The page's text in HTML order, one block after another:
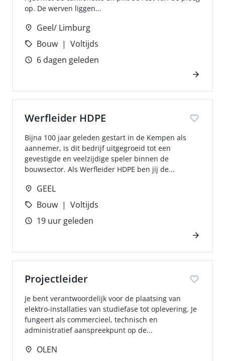
op. De werven liggen...
Geel/ Limburg
Bouw
Voltijds
6 dagen geleden
Werfleider HDPE
Bijna 100 jaar geleden gestart in de Kempen als
aannemer, is dit bedrijf uitgegroeid tot een
gevestigde en veelzijdige speler binnen de
bouwsector. Als Werfleider HDPE ben jij de...
GEEL
Bouw
Voltijds
19 uur geleden
Projectleider
Je bent verantwoordelijk voor de plaatsing van
elektro-installaties van studiefase tot oplevering. Je
fungeert als commercieel, technisch en
administratief aanspreekpunt op de...
OLEN